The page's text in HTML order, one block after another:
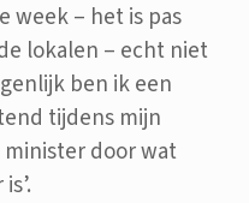
week – het is pas
lokalen – echt niet
ben ik een
tijdens mijn
door wat